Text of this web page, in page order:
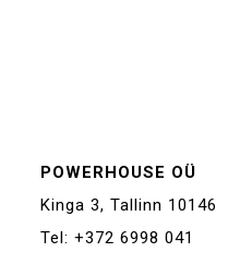
POWERHOUSE OÜ
Kinga 3, Tallinn 10146
Tel: +372 6998 041